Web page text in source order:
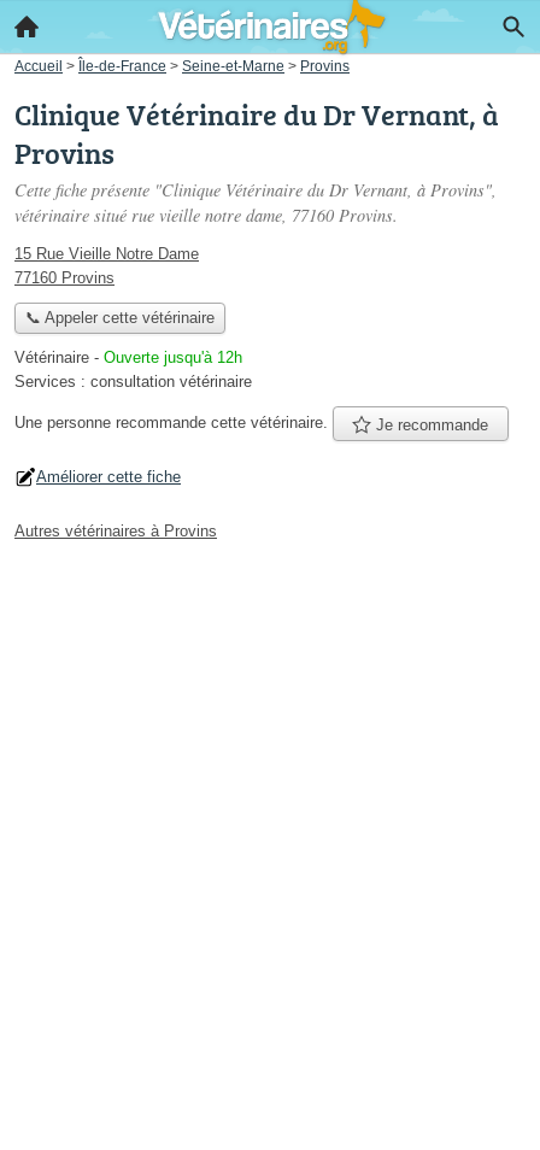
Accueil > Île-de-France > Seine-et-Marne > Provins
Clinique Vétérinaire du Dr Vernant, à
Provins
Cette fiche présente "Clinique Vétérinaire du Dr Vernant, à Provins",
vétérinaire situé rue vieille notre dame, 77160 Provins.
15 Rue Vieille Notre Dame
77160 Provins
📞 Appeler cette vétérinaire
Vétérinaire - Ouverte jusqu'à 12h
Services : consultation vétérinaire
Une personne recommande cette vétérinaire. Je recommande
Améliorer cette fiche
Autres vétérinaires à Provins